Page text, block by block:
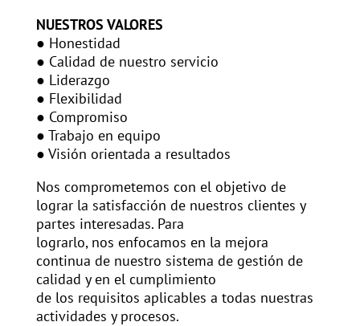
NUESTROS VALORES
● Honestidad
● Calidad de nuestro servicio
● Liderazgo
● Flexibilidad
● Compromiso
● Trabajo en equipo
● Visión orientada a resultados
Nos comprometemos con el objetivo de
lograr la satisfacción de nuestros clientes y
partes interesadas. Para
lograrlo, nos enfocamos en la mejora
continua de nuestro sistema de gestión de
calidad y en el cumplimiento
de los requisitos aplicables a todas nuestras
actividades y procesos.